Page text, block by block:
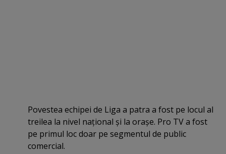
Povestea echipei de Liga a patra a fost pe locul al
treilea la nivel naţional şi la oraşe. Pro TV a fost
pe primul loc doar pe segmentul de public
comercial.